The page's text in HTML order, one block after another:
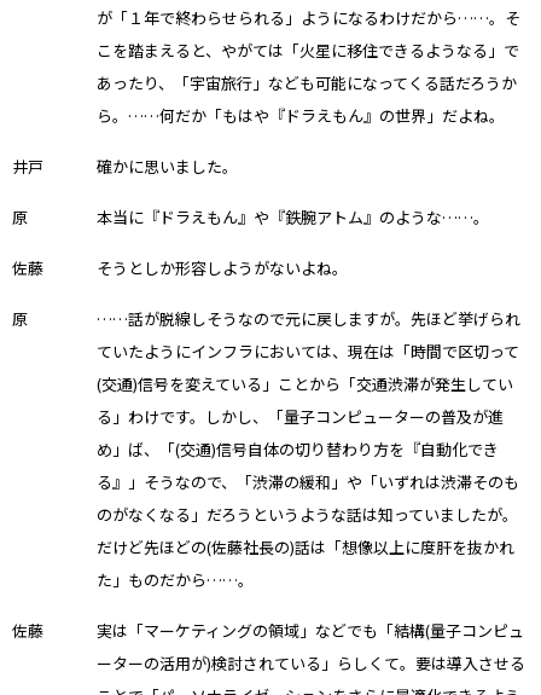
が「１年で終わらせられる」ようになるわけだから……。そ
こを踏まえると、やがては「火星に移住できるようなる」で
あったり、「宇宙旅行」なども可能になってくる話だろうか
ら。……何だか「もはや『ドラえもん』の世界」だよね。
井戸 確かに思いました。
原 本当に『ドラえもん』や『鉄腕アトム』のような……。
佐藤 そうとしか形容しようがないよね。
原
……話が脱線しそうなので元に戻しますが。先ほど挙げられ
ていたようにインフラにおいては、現在は「時間で区切って
(交通)信号を変えている」ことから「交通渋滞が発生してい
る」わけです。しかし、「量子コンピューターの普及が進
め」ば、「(交通)信号自体の切り替わり方を『自動化でき
る』」そうなので、「渋滞の緩和」や「いずれは渋滞そのも
のがなくなる」だろうというような話は知っていましたが。
だけど先ほどの(佐藤社長の)話は「想像以上に度肝を抜かれ
た」ものだから……。
佐藤
実は「マーケティングの領域」などでも「結構(量子コンピュ
ーターの活用が)検討されている」らしくて。要は導入させる